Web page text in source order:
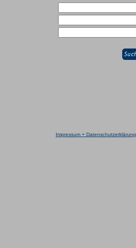
Impressum + Datenschutzerklärung